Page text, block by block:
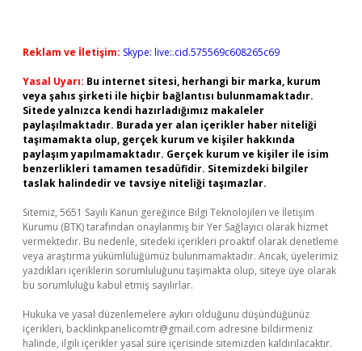
Reklam ve İletişim: Skype: live:.cid.575569c608265c69
Yasal Uyarı: Bu internet sitesi, herhangi bir marka, kurum
veya şahıs şirketi ile hiçbir bağlantısı bulunmamaktadır.
Sitede yalnızca kendi hazırladığımız makaleler
paylaşılmaktadır. Burada yer alan içerikler haber niteliği
taşımamakta olup, gerçek kurum ve kişiler hakkında
paylaşım yapılmamaktadır. Gerçek kurum ve kişiler ile isim
benzerlikleri tamamen tesadüfidir. Sitemizdeki bilgiler
taslak halindedir ve tavsiye niteliği taşımazlar.
Sitemiz, 5651 Sayılı Kanun gereğince Bilgi Teknolojileri ve İletişim
Kurumu (BTK) tarafından onaylanmış bir Yer Sağlayıcı olarak hizmet
vermektedir. Bu nedenle, sitedeki içerikleri proaktif olarak denetleme
veya araştırma yükümlülüğümüz bulunmamaktadır. Ancak, üyelerimiz
yazdıkları içeriklerin sorumluluğunu taşımakta olup, siteye üye olarak
bu sorumluluğu kabul etmiş sayılırlar.
Hukuka ve yasal düzenlemelere aykırı olduğunu düşündüğünüz
içerikleri, backlinkpanelicomtr@gmail.com adresine bildirmeniz
halinde, ilgili içerikler yasal süre içerisinde sitemizden kaldırılacaktır.